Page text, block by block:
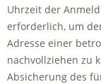
Uhrzeit der
erforderlich, um
Adresse einer
nachvollziehen zu
Absicherung des